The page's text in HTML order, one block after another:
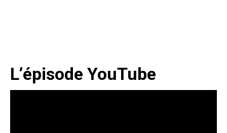
L’épisode YouTube